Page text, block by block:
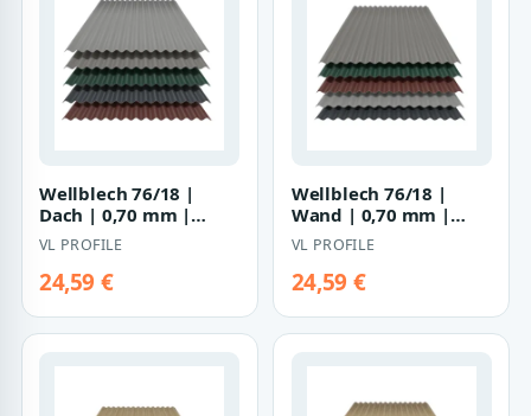
Wellblech 76/18 |
Dach | 0,70 mm |
Aluminium | 25 µm
Polyester
VL PROFILE
24,59 €
Wellblech 76/18 |
Wand | 0,70 mm |
Aluminium | 25 µm
Polyester
VL PROFILE
24,59 €